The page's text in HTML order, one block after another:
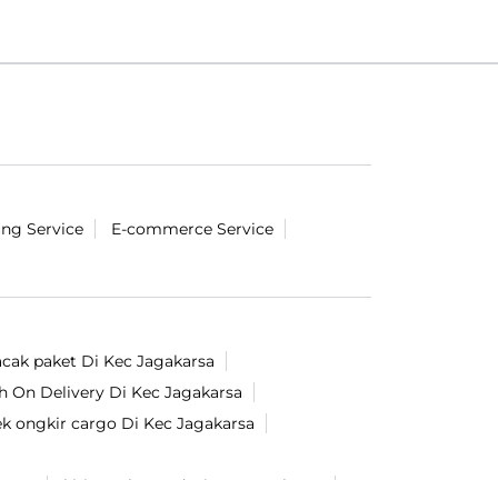
#kepercayaan
Diposting pada : 29 Jul 2026 4:37 PM